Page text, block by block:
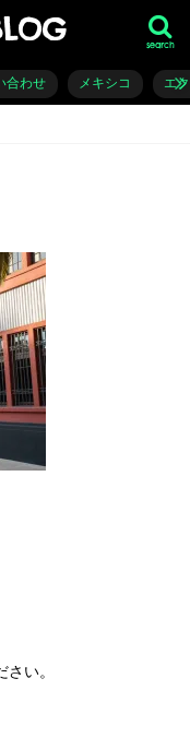
search
合わせ メキシコ エ
さい。